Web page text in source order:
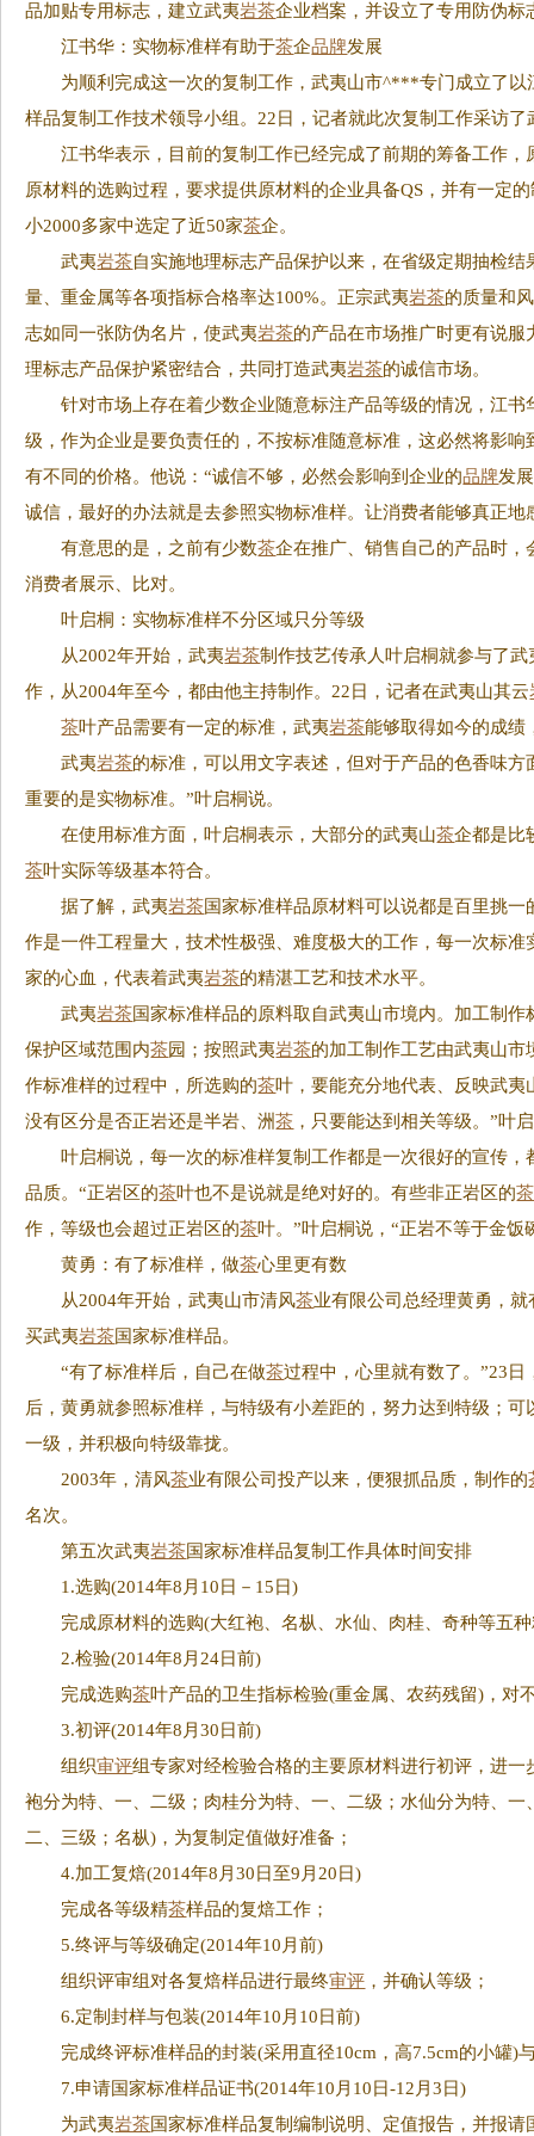
品加贴专用标志，建立武夷岩茶企业档案，并设立了专用防伪标
江书华：实物标准样有助于茶企品牌发展
为顺利完成这一次的复制工作，武夷山市^***专门成立了以
样品复制工作技术领导小组。22日，记者就此次复制工作采访
江书华表示，目前的复制工作已经完成了前期的筹备工作，
原材料的选购过程，要求提供原材料的企业具备QS，并有一定
小2000多家中选定了近50家茶企。
武夷岩茶自实施地理标志产品保护以来，在省级定期抽检结
量、重金属等各项指标合格率达100%。正宗武夷岩茶的质量和
志如同一张防伪名片，使武夷岩茶的产品在市场推广时更有说
理标志产品保护紧密结合，共同打造武夷岩茶的诚信市场。
针对市场上存在着少数企业随意标注产品等级的情况，江书
级，作为企业是要负责任的，不按标准随意标准，这必然将影
有不同的价格。他说：“诚信不够，必然会影响到企业的品牌发
诚信，最好的办法就是去参照实物标准样。让消费者能够真正地
有意思的是，之前有少数茶企在推广、销售自己的产品时
消费者展示、比对。
叶启桐：实物标准样不分区域只分等级
从2002年开始，武夷岩茶制作技艺传承人叶启桐就参与了武
作，从2004年至今，都由他主持制作。22日，记者在武夷山其云
茶叶产品需要有一定的标准，武夷岩茶能够取得如今的成绩
武夷岩茶的标准，可以用文字表述，但对于产品的色香味
重要的是实物标准。”叶启桐说。
在使用标准方面，叶启桐表示，大部分的武夷山茶企都是比
茶叶实际等级基本符合。
据了解，武夷岩茶国家标准样品原材料可以说都是百里挑一
作是一件工程量大，技术性极强、难度极大的工作，每一次标准
家的心血，代表着武夷岩茶的精湛工艺和技术水平。
武夷岩茶国家标准样品的原料取自武夷山市境内。加工制
保护区域范围内茶园；按照武夷岩茶的加工制作工艺由武夷山市
作标准样的过程中，所选购的茶叶，要能充分地代表、反映武
没有区分是否正岩还是半岩、洲茶 ，只要能达到相关等级。”叶
叶启桐说，每一次的标准样复制工作都是一次很好的宣传，
品质。“正岩区的茶叶也不是说就是绝对好的。有些非正岩区的茶
作，等级也会超过正岩区的茶叶。”叶启桐说，“正岩不等于金饭
黄勇：有了标准样，做茶心里更有数
从2004年开始，武夷山市清风茶业有限公司总经理黄勇，
买武夷岩茶国家标准样品。
“有了标准样后，自己在做茶过程中，心里就有数了。”23
后，黄勇就参照标准样，与特级有小差距的，努力达到特级；可
一级，并积极向特级靠拢。
2003年，清风茶业有限公司投产以来，便狠抓品质，制作的
名次。
第五次武夷岩茶国家标准样品复制工作具体时间安排
1.选购(2014年8月10日－15日)
完成原材料的选购(大红袍、名枞、水仙、肉桂、奇种等五
2.检验(2014年8月24日前)
完成选购茶叶产品的卫生指标检验(重金属、农药残留)，对
3.初评(2014年8月30日前)
组织审评组专家对经检验合格的主要原材料进行初评，进
袍分为特、一、二级；肉桂分为特、一、二级；水仙分为特、
二、三级；名枞)，为复制定值做好准备；
4.加工复焙(2014年8月30日至9月20日)
完成各等级精茶样品的复焙工作；
5.终评与等级确定(2014年10月前)
组织评审组对各复焙样品进行最终审评 ，并确认等级；
6.定制封样与包装(2014年10月10日前)
完成终评标准样品的封装(采用直径10cm，高7.5cm的小罐)
7.申请国家标准样品证书(2014年10月10日-12月3日)
为武夷岩茶国家标准样品复制编制说明、定值报告，并报